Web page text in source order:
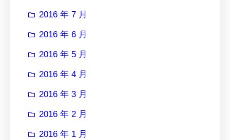
2016 年 7 月
2016 年 6 月
2016 年 5 月
2016 年 4 月
2016 年 3 月
2016 年 2 月
2016 年 1 月